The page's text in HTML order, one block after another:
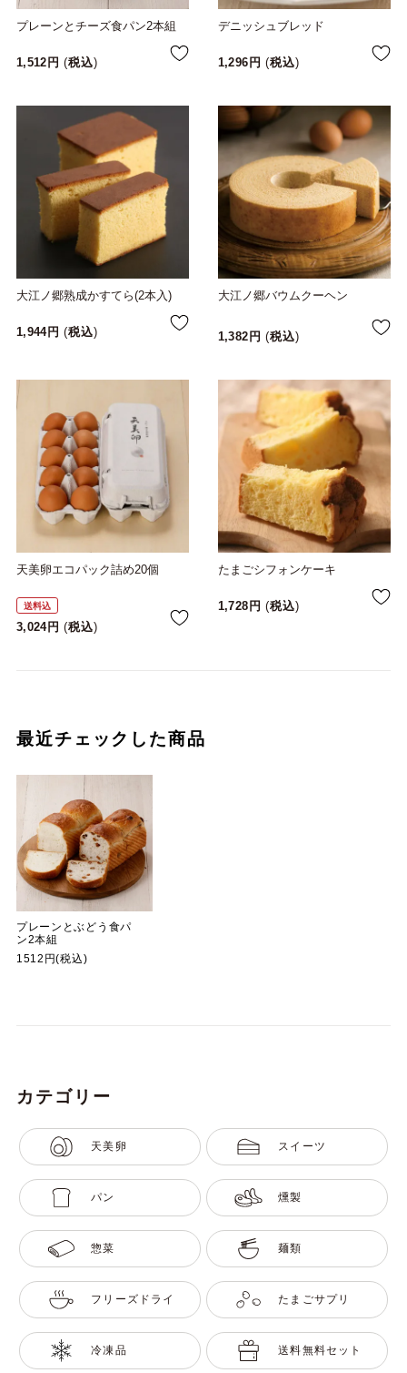
プレーンとチーズ食パン2本組
1,512 税込
デニッシュブレッド
1,296 税込
大江ノ郷熟成かすてら(2本入)
1,944 税込
大江ノ郷バウムクーヘン
1,382 税込
天美卵エコパック詰め20個
送料込
3,024 税込
たまごシフォンケーキ
1,728 税込
最近チェックした商品
プレーンとぶどう食パ
ン2本組
1512円(税込)
カテゴリー
天美卵 スイーツ
パン 燻製
惣菜 麺類
フリーズドライ たまごサプリ
冷凍品 送料無料セット